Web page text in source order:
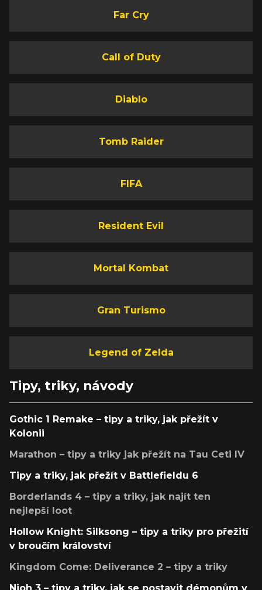
Far Cry
Call of Duty
Diablo
Tomb Raider
FIFA
Resident Evil
Mortal Kombat
Gran Turismo
Legend of Zelda
Tipy, triky, návody
Gothic 1 Remake – tipy a triky, jak přežít v
Kolonii
Marathon – tipy a triky jak přežít na Tau Ceti IV
Tipy a triky, jak přežít v Battlefieldu 6
Borderlands 4 – tipy a triky, jak najít ten
nejlepší loot
Hollow Knight: Silksong – tipy a triky pro přežití
v broučím království
Kingdom Come: Deliverance 2 – tipy a triky